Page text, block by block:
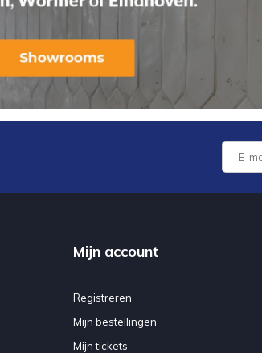
Mijn account
Registreren
Mijn bestellingen
Mijn tickets